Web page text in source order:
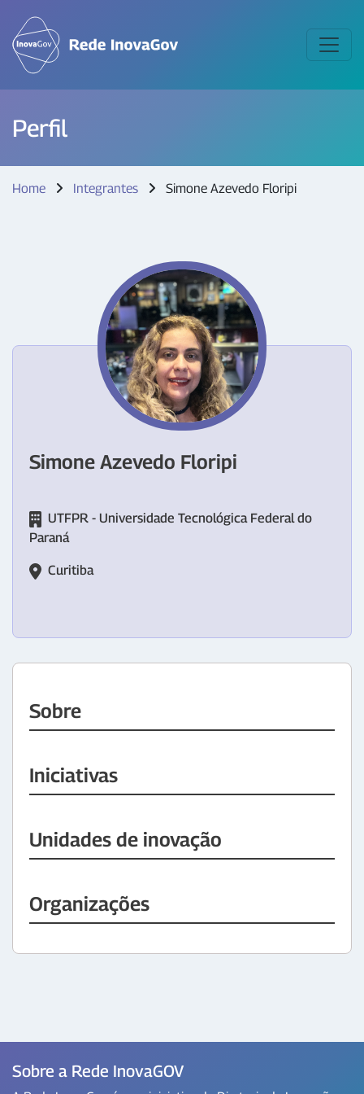
Perfil
Home Integrantes Simone Azevedo Floripi
Simone Azevedo Floripi
UTFPR - Universidade Tecnológica Federal do
Paraná
Curitiba
Sobre
Iniciativas
Unidades de inovação
Organizações
Sobre a Rede InovaGOV